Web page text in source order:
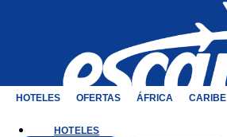
HOTELES OFERTAS ÁFRICA CARIBE
HOTELES